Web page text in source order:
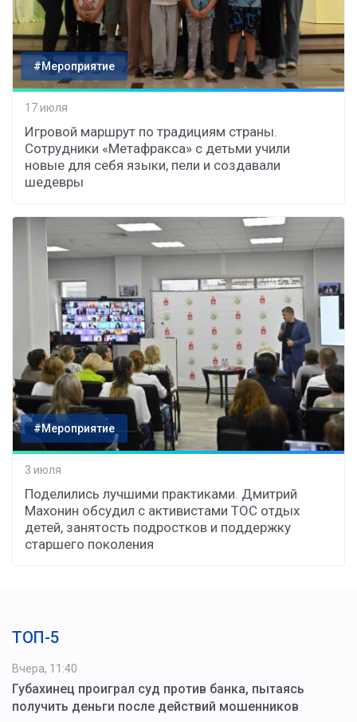
#Мероприятие
17 июля
Игровой маршрут по традициям страны.
Сотрудники «Метафракса» с детьми учили
новые для себя языки, пели и создавали
шедевры
#Мероприятие
3 июля
Поделились лучшими практиками. Дмитрий
Махонин обсудил с активистами ТОС отдых
детей, занятость подростков и поддержку
старшего поколения
ТОП-5
Вчера, 11:40
Губахинец проиграл суд против банка, пытаясь
получить деньги после действий мошенников